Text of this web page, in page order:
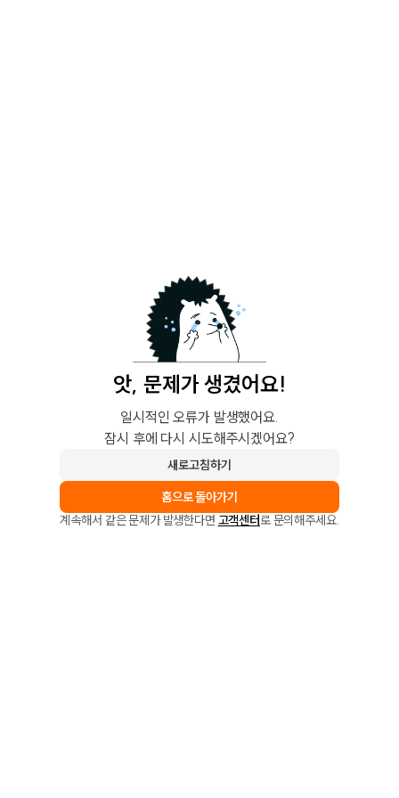
앗, 문제가 생겼어요!
일시적인 오류가 발생했어요.
잠시 후에 다시 시도해주시겠어요?
새로고침하기
홈으로 돌아가기
계속해서 같은 문제가 발생한다면 고객센터로 문의해주세요.